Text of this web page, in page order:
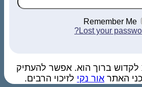
Remember Me
Lost your
לקדוש ברוך הוא. אפשר להעתיק
האתר אור נקי לזיכוי הרבים.